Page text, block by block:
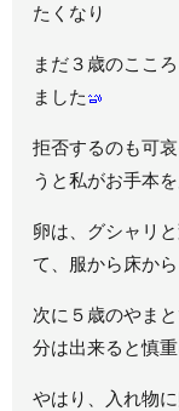
たくなり
まだ３歳のここ
ました
拒否するのも可
うと私がお手本
卵は、グシャリ
て、服から床か
次に５歳のやま
分は出来ると慎
やはり、入れ物